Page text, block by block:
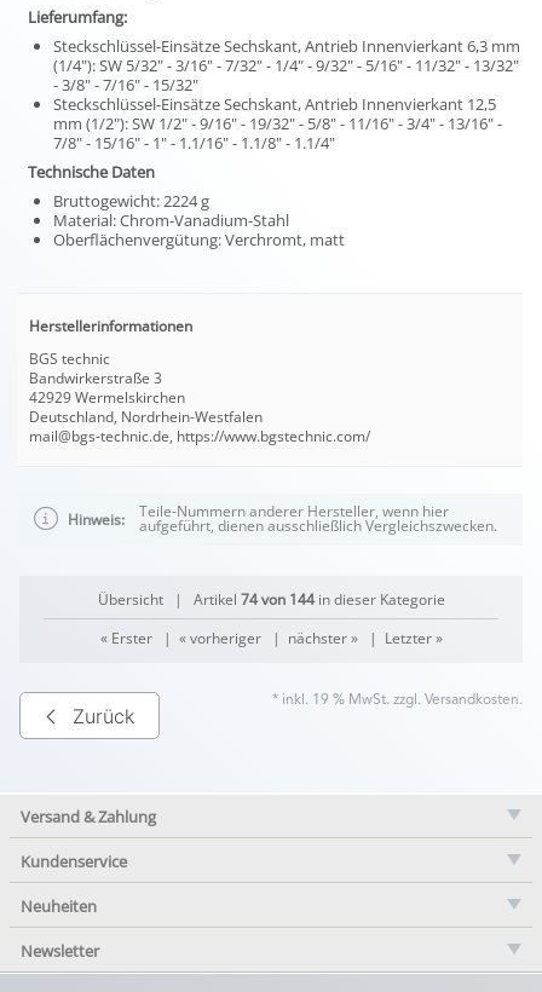
Lieferumfang:
Steckschlüssel-Einsätze Sechskant, Antrieb Innenvierkant 6,3 mm
(1/4"): SW 5/32" - 3/16" - 7/32" - 1/4" - 9/32" - 5/16" - 11/32" - 13/32"
- 3/8" - 7/16" - 15/32"
Steckschlüssel-Einsätze Sechskant, Antrieb Innenvierkant 12,5
mm (1/2"): SW 1/2" - 9/16" - 19/32" - 5/8" - 11/16" - 3/4" - 13/16" -
7/8" - 15/16" - 1" - 1.1/16" - 1.1/8" - 1.1/4"
Technische Daten
Bruttogewicht: 2224 g
Material: Chrom-Vanadium-Stahl
Oberflächenvergütung: Verchromt, matt
Herstellerinformationen
BGS technic
Bandwirkerstraße 3
42929 Wermelskirchen
Deutschland, Nordrhein-Westfalen
mail@bgs-technic.de, https://www.bgstechnic.com/
Hinweis: Teile-Nummern anderer Hersteller, wenn hier
aufgeführt, dienen ausschließlich Vergleichszwecken.
Übersicht| Artikel 74 von 144in dieser Kategorie
« Erster| « vorheriger| nächster »| Letzter »
Zurück
* inkl. 19 % MwSt. zzgl. Versandkosten.
Versand & Zahlung
Kundenservice
Neuheiten
Newsletter